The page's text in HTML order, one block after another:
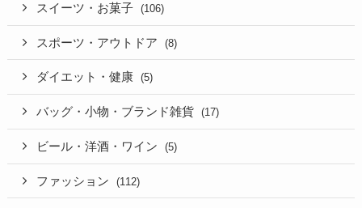
スイーツ・お菓子 (106)
スポーツ・アウトドア (8)
ダイエット・健康 (5)
バッグ・小物・ブランド雑貨 (17)
ビール・洋酒・ワイン (5)
ファッション (112)